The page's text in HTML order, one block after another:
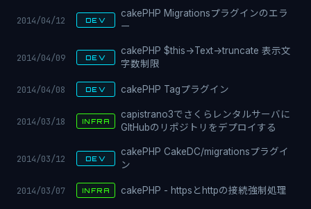
2014/04/12 DEV
cakePHP Migrationsプラグインのエラ
ー
2014/04/09 DEV
cakePHP $this->Text->truncate 表示文
字数制限
2014/04/08 DEV cakePHP Tagプラグイン
2014/03/18 INFRA
capistrano3でさくらレンタルサーバに
GItHubのリポジトリをデプロイする
2014/03/12 DEV
cakePHP CakeDC/migrationsプラグイ
ン
2014/03/07 INFRA cakePHP - httpsとhttpの接続強制処理